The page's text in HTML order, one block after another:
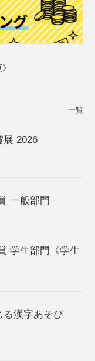
一覧
展 2026
一般部門
学生部門《学生
る漢字あそび